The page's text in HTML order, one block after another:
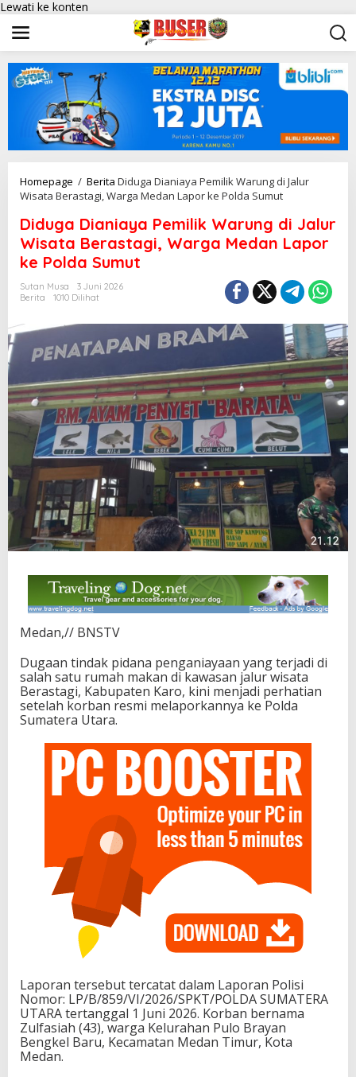
Lewati ke konten
Homepage / Berita Diduga Dianiaya Pemilik Warung di Jalur
Wisata Berastagi, Warga Medan Lapor ke Polda Sumut
Diduga Dianiaya Pemilik Warung di Jalur
Wisata Berastagi, Warga Medan Lapor
ke Polda Sumut
Sutan Musa
3 Juni 2026
Berita
1010 Dilihat
Medan,// BNSTV
Dugaan tindak pidana penganiayaan yang terjadi di
salah satu rumah makan di kawasan jalur wisata
Berastagi, Kabupaten Karo, kini menjadi perhatian
setelah korban resmi melaporkannya ke Polda
Sumatera Utara.
Laporan tersebut tercatat dalam Laporan Polisi
Nomor: LP/B/859/VI/2026/SPKT/POLDA SUMATERA
UTARA tertanggal 1 Juni 2026. Korban bernama
Zulfasiah (43), warga Kelurahan Pulo Brayan
Bengkel Baru, Kecamatan Medan Timur, Kota
Medan.